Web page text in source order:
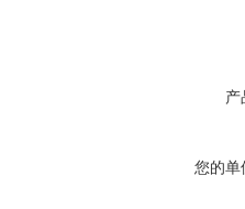
产
您的单